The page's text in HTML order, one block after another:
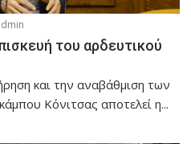
του αρδευτικού
και την αναβάθμιση των
Κόνιτσας αποτελεί η...